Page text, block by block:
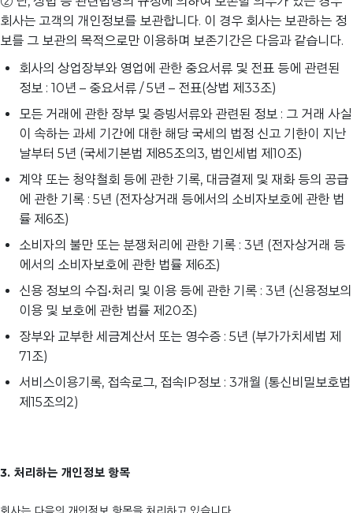
회사는 고객의 개인정보를 보관합니다. 이 경우 회사는 보관하는 정
보를 그 보관의 목적으로만 이용하며 보존기간은 다음과 같습니다.
회사의 상업장부와 영업에 관한 중요서류 및 전표 등에 관련된
정보 : 10년 – 중요서류 / 5년 – 전표(상법 제33조)
모든 거래에 관한 장부 및 증빙서류와 관련된 정보 : 그 거래 사실
이 속하는 과세 기간에 대한 해당 국세의 법정 신고 기한이 지난
날부터 5년 (국세기본법 제85조의3, 법인세법 제10조)
계약 또는 청약철회 등에 관한 기록, 대금결제 및 재화 등의 공급
에 관한 기록 : 5년 (전자상거래 등에서의 소비자보호에 관한 법
률 제6조)
소비자의 불만 또는 분쟁처리에 관한 기록 : 3년 (전자상거래 등
에서의 소비자보호에 관한 법률 제6조)
신용 정보의 수집•처리 및 이용 등에 관한 기록 : 3년 (신용정보의
이용 및 보호에 관한 법률 제20조)
장부와 교부한 세금계산서 또는 영수증 : 5년 (부가가치세법 제
71조)
서비스이용기록, 접속로그, 접속IP정보 : 3개월 (통신비밀보호법
제15조의2)
3. 처리하는 개인정보 항목